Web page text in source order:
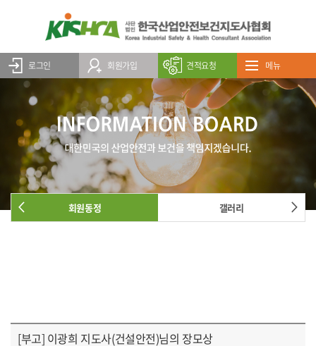
로그인 회원가입 견적요청 메뉴
회원동정 갤러리
회원동정
[부고] 이광희 지도사(건설안전)님의 장모상